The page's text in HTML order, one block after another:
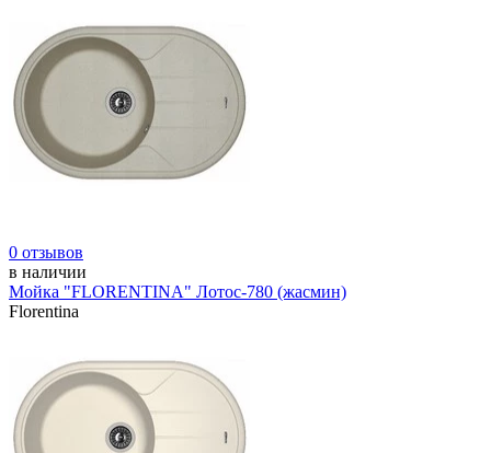
0 отзывов
в наличии
Мойка "FLORENTINA" Лотос-780 (жасмин)
Florentina